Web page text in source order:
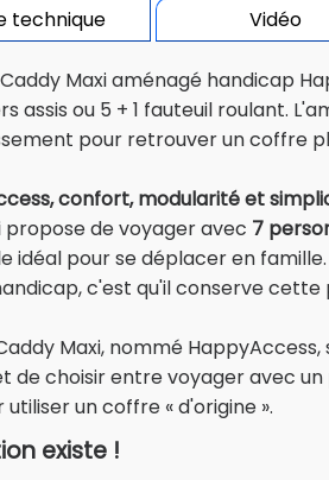
technique Vidéo
Maxi aménagé handicap
assis ou 5 + 1 fauteuil roulant.
pour retrouver un coffre
confort, modularité et
propose de voyager avec 7
idéal pour se déplacer en
c'est qu'il conserve
Maxi, nommé
de choisir entre voyager avec
un coffre « d'origine ».
existe !